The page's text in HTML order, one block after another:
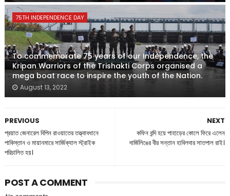
75TH INDEPENDENCE DAY
To commemorate 75 years of our Independence, the
Kripan Warriors of the Trishakti Corps organised a
mega boat race to inspire the youth of the Nation.
August 13, 2022
NEXT
কফিন বন্দি হয়ে পাহাড়ের কোলে ফিরে এলেন
দার্জিলিঙের বীর সন্তান হাবিলদার সাতপাল রাই।
PREVIOUS
প্রয়াত জেনারেল বিপিন রাওয়াতের তত্ত্বাবধানে
পাকিস্তান ও মায়ানমারে সার্জিক্যাল স্ট্রাইক
পরিচালিত হয়।
POST A COMMENT